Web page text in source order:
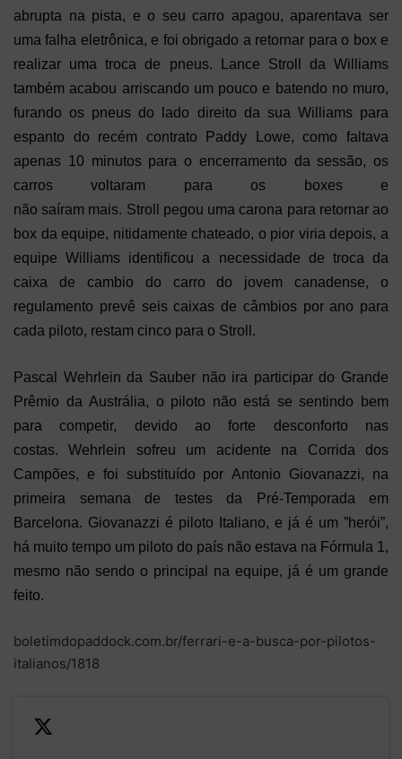
abrupta na pista, e o seu carro apagou, aparentava ser
uma falha eletrônica, e foi obrigado a retornar para o box e
realizar uma troca de pneus. Lance Stroll da Williams
também acabou arriscando um pouco e batendo no muro,
furando os pneus do lado direito da sua Williams para
espanto do recém contrato Paddy Lowe, como faltava
apenas 10 minutos para o encerramento da sessão, os
carros voltaram para os boxes e
não saíram mais. Stroll pegou uma carona para retornar ao
box da equipe, nitidamente chateado, o pior viria depois, a
equipe Williams identificou a necessidade de troca da
caixa de cambio do carro do jovem canadense, o
regulamento prevê seis caixas de câmbios por ano para
cada piloto, restam cinco para o Stroll.
Pascal Wehrlein da Sauber não ira participar do Grande
Prêmio da Austrália, o piloto não está se sentindo bem
para competir, devido ao forte desconforto nas
costas. Wehrlein sofreu um acidente na Corrida dos
Campões, e foi substituído por Antonio Giovanazzi, na
primeira semana de testes da Pré-Temporada em
Barcelona. Giovanazzi é piloto Italiano, e já é um ”herói”,
há muito tempo um piloto do país não estava na Fórmula 1,
mesmo não sendo o principal na equipe, já é um grande
feito.
boletimdopaddock.com.br/ferrari-e-a-busca-por-pilotos-
italianos/1818